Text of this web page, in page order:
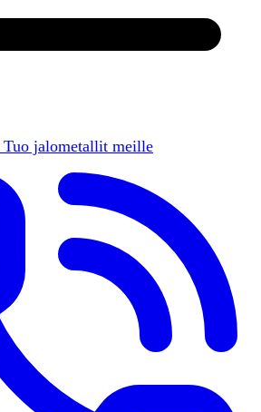
Tuo jalometallit meille